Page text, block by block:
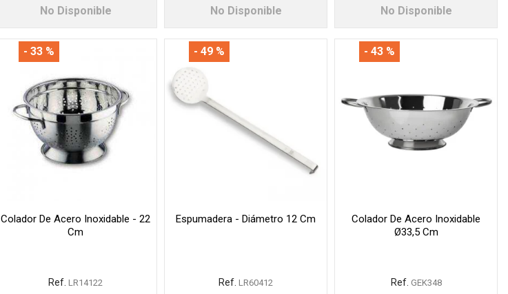
No Disponible No Disponible No Disponible
Colador De Acero Inoxidable - 22
Cm
Ref. LR14122
- 33 %
Espumadera - Diámetro 12 Cm
Ref. LR60412
- 49 %
Colador De Acero Inoxidable
Ø33,5 Cm
Ref. GEK348
- 43 %